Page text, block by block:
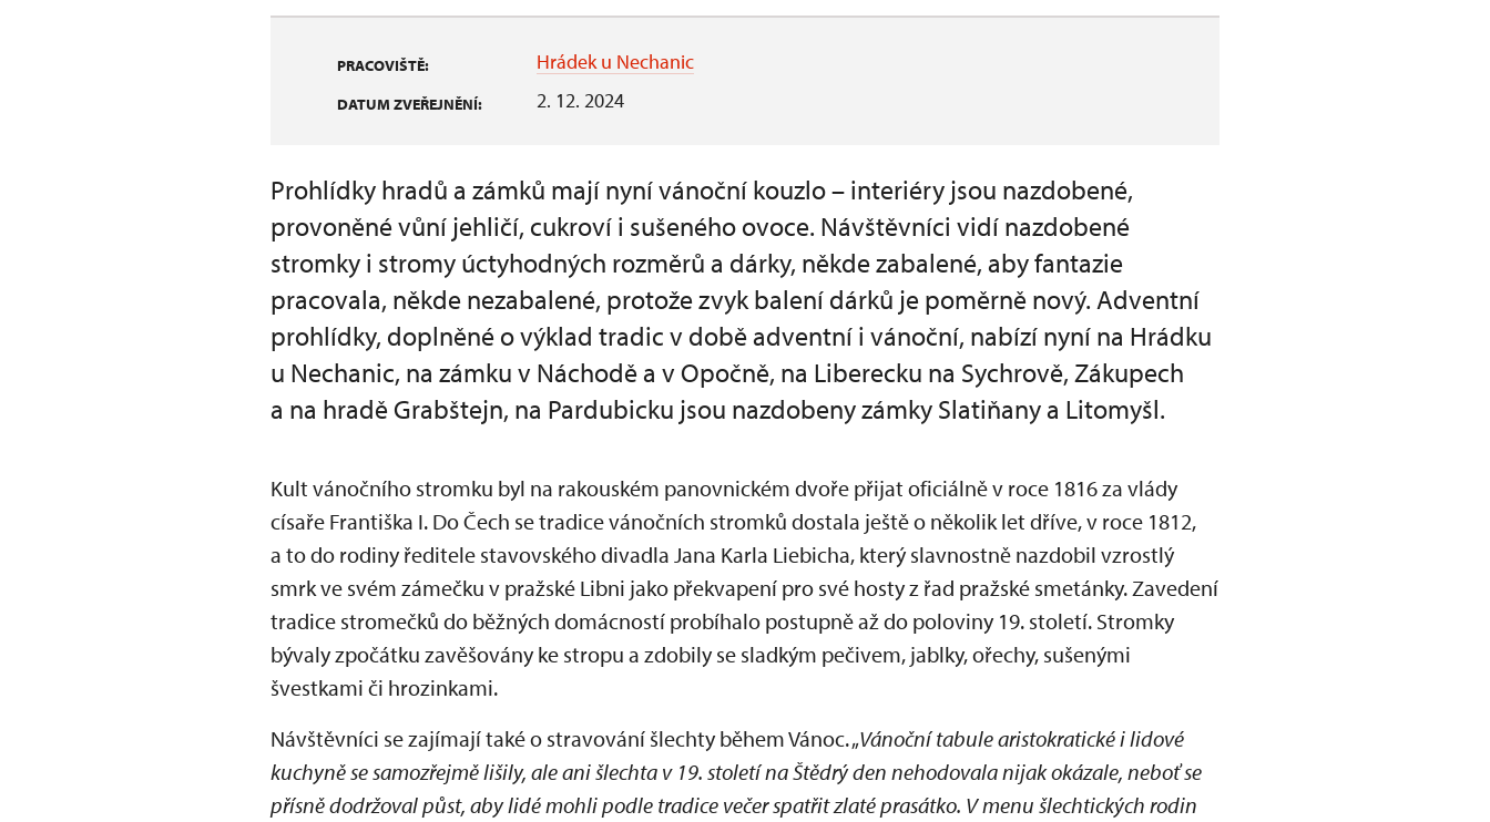
PRACOVIŠTĚ: Hrádek u Nechanic
DATUM ZVEŘEJNĚNÍ: 2. 12. 2024
Prohlídky hradů a zámků mají nyní vánoční kouzlo – interiéry jsou nazdobené,
provoněné vůní jehličí, cukroví i sušeného ovoce. Návštěvníci vidí nazdobené
stromky i stromy úctyhodných rozměrů a dárky, někde zabalené, aby fantazie
pracovala, někde nezabalené, protože zvyk balení dárků je poměrně nový. Adventní
prohlídky, doplněné o výklad tradic v době adventní i vánoční, nabízí nyní na Hrádku
u Nechanic, na zámku v Náchodě a v Opočně, na Liberecku na Sychrově, Zákupech
a na hradě Grabštejn, na Pardubicku jsou nazdobeny zámky Slatiňany a Litomyšl.
Kult vánočního stromku byl na rakouském panovnickém dvoře přijat oficiálně v roce 1816 za vlády
císaře Františka I. Do Čech se tradice vánočních stromků dostala ještě o několik let dříve, v roce 1812,
a to do rodiny ředitele stavovského divadla Jana Karla Liebicha, který slavnostně nazdobil vzrostlý
smrk ve svém zámečku v pražské Libni jako překvapení pro své hosty z řad pražské smetánky. Zavedení
tradice stromečků do běžných domácností probíhalo postupně až do poloviny 19. století. Stromky
bývaly zpočátku zavěšovány ke stropu a zdobily se sladkým pečivem, jablky, ořechy, sušenými
švestkami či hrozinkami.
Návštěvníci se zajímají také o stravování šlechty během Vánoc. „Vánoční tabule aristokratické i lidové
kuchyně se samozřejmě lišily, ale ani šlechta v 19. století na Štědrý den nehodovala nijak okázale, neboť se
přísně dodržoval půst, aby lidé mohli podle tradice večer spatřit zlaté prasátko. V menu šlechtických rodin